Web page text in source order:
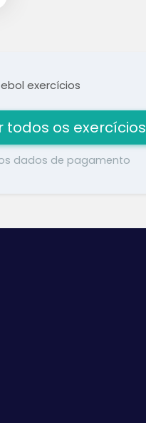
exercícios
todos os exercícios
dados de pagamento